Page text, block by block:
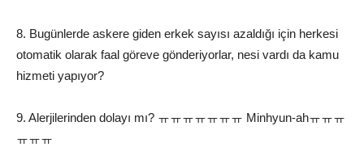
8. Bugünlerde askere giden erkek sayısı azaldığı için herkesi
otomatik olarak faal göreve gönderiyorlar, nesi vardı da kamu
hizmeti yapıyor?
9. Alerjilerinden dolayı mı? ㅠㅠㅠㅠㅠㅠㅠ Minhyun-ahㅠㅠㅠ
ㅠㅠㅠ